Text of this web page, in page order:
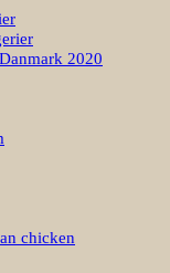
2020
chicken